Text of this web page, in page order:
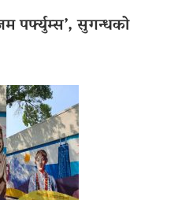
पर्फ्युम्स’, सुगन्धको